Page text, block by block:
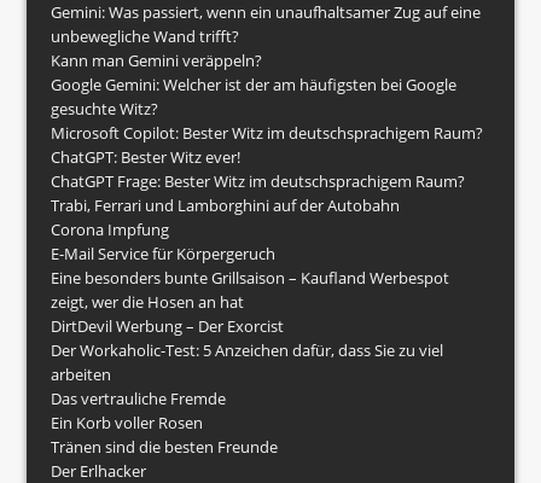
Gemini: Was passiert, wenn ein unaufhaltsamer Zug auf eine
unbewegliche Wand trifft?
Kann man Gemini veräppeln?
Google Gemini: Welcher ist der am häufigsten bei Google
gesuchte Witz?
Microsoft Copilot: Bester Witz im deutschsprachigem Raum?
ChatGPT: Bester Witz ever!
ChatGPT Frage: Bester Witz im deutschsprachigem Raum?
Trabi, Ferrari und Lamborghini auf der Autobahn
Corona Impfung
E-Mail Service für Körpergeruch
Eine besonders bunte Grillsaison – Kaufland Werbespot
zeigt, wer die Hosen an hat
DirtDevil Werbung – Der Exorcist
Der Workaholic-Test: 5 Anzeichen dafür, dass Sie zu viel
arbeiten
Das vertrauliche Fremde
Ein Korb voller Rosen
Tränen sind die besten Freunde
Der Erlhacker